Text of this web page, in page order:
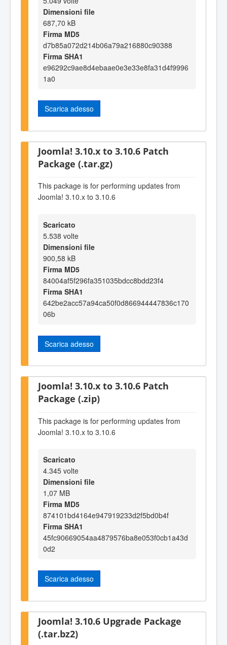
Dimensioni file
687,70 kB
Firma MD5
d7b85a072d214b06a79a216880c90388
Firma SHA1
e96292c9ae8d4ebaae0e3e33e8fa31d4f9996
1a0
Scarica adesso
Joomla! 3.10.x to 3.10.6 Patch
Package (.tar.gz)
This package is for performing updates from
Joomla! 3.10.x to 3.10.6
Scaricato
5.538 volte
Dimensioni file
900,58 kB
Firma MD5
84004af5f296fa351035bdcc8bdd23f4
Firma SHA1
642be2acc57a94ca50f0d866944447836c170
06b
Scarica adesso
Joomla! 3.10.x to 3.10.6 Patch
Package (.zip)
This package is for performing updates from
Joomla! 3.10.x to 3.10.6
Scaricato
4.345 volte
Dimensioni file
1,07 MB
Firma MD5
874101bd4164e947919233d2f5bd0b4f
Firma SHA1
45fc90669054aa4879576ba8e053f0cb1a43d
0d2
Scarica adesso
Joomla! 3.10.6 Upgrade Package
(.tar.bz2)